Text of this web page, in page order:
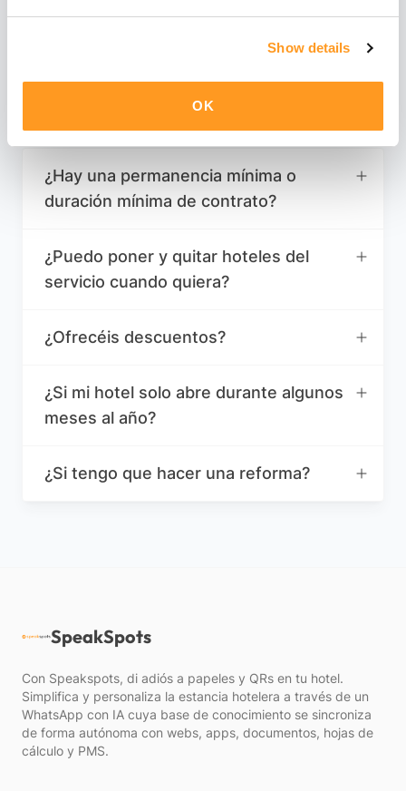
Show details
OK
Preguntas frecuentes sobre nuestras opciones
¿Hay una permanencia mínima o
duración mínima de contrato?
¿Puedo poner y quitar hoteles del
servicio cuando quiera?
¿Ofrecéis descuentos?
¿Si mi hotel solo abre durante algunos
meses al año?
¿Si tengo que hacer una reforma?
SpeakSpots
Con Speakspots, di adiós a papeles y QRs en tu hotel.
Simplifica y personaliza la estancia hotelera a través de un
WhatsApp con IA cuya base de conocimiento se sincroniza
de forma autónoma con webs, apps, documentos, hojas de
cálculo y PMS.